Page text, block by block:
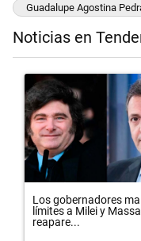
Guadalupe Agostina
Noticias en
Un artículo de
Los gobernadores
límites a Milei y Massa
reapare...